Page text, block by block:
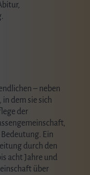
– neben
dem sie sich
der
Ein
durch den
acht Jahre und
über